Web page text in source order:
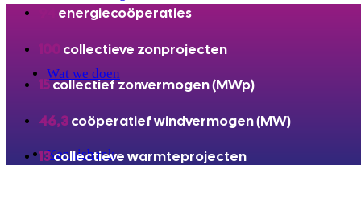
Wat we doen
Kennisbank
energiecoöperaties
100collectieve zonprojecten
15collectief zonvermogen (MWp)
46,3coöperatief windvermogen (MW)
13collectieve warmteprojecten